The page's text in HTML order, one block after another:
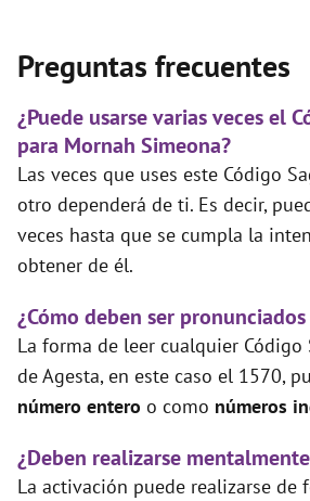
Preguntas frecuentes
¿Puede usarse varias veces el
para Mornah Simeona?
Las veces que uses este Código
otro dependerá de ti. Es decir,
veces hasta que se cumpla la
obtener de él.
¿Cómo deben ser
La forma de leer cualquier Código
de Agesta, en este caso el 1570,
número entero o como números
¿Deben realizarse
La activación puede realizarse de